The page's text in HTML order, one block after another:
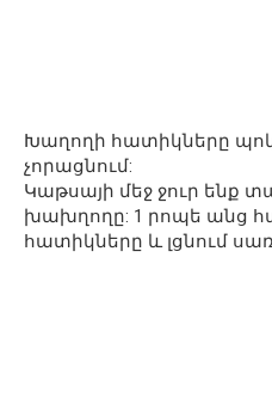
Խաղողի հատիկները
չորացնում:
Կաթսայի մեջ ջուր ենք
խախղողը: 1 րոպե անց
հատիկները և լցնում